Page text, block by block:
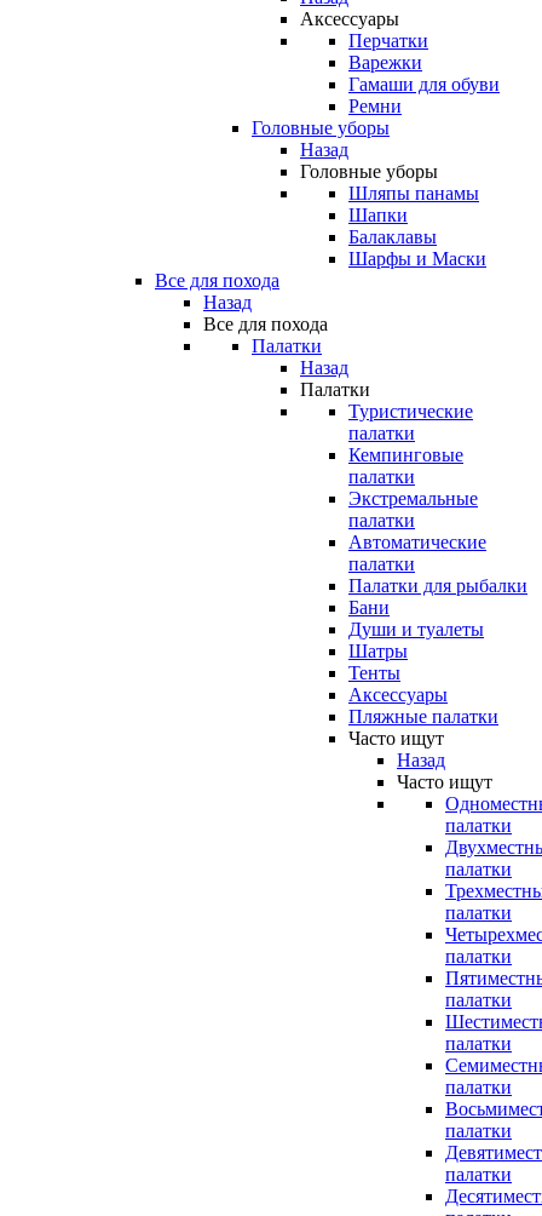
Аксессуары
Перчатки
Варежки
Гамаши для обуви
Ремни
Головные уборы
Назад
Головные уборы
Шляпы панамы
Шапки
Балаклавы
Шарфы и Маски
Все для похода
Назад
Все для похода
Палатки
Назад
Палатки
Туристические
палатки
Кемпинговые
палатки
Экстремальные
палатки
Автоматические
палатки
Палатки для рыбалки
Бани
Души и туалеты
Шатры
Тенты
Аксессуары
Пляжные палатки
Часто ищут
Назад
Часто ищут
палатки
палатки
палатки
палатки
палатки
палатки
палатки
палатки
палатки